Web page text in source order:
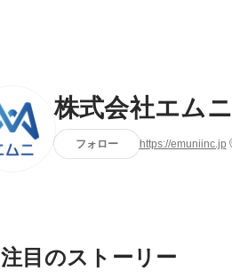
株式会社エムニ
フォロー https://emuniinc.jp
注目のストーリー